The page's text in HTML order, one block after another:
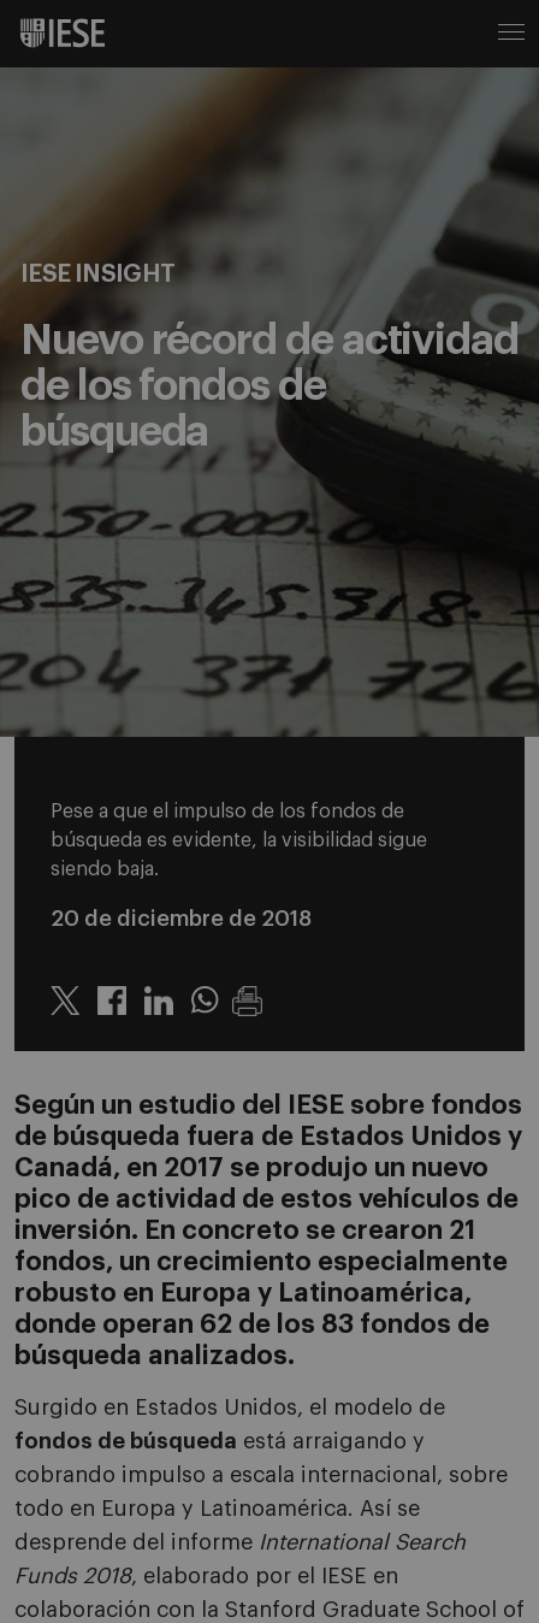
IESE INSIGHT
Nuevo récord de actividad
de los fondos de
búsqueda
Pese a que el impulso de los fondos de
búsqueda es evidente, la visibilidad sigue
siendo baja.
20 de diciembre de 2018
Twitter LinkedinWhatsapp
Según un estudio del IESE sobre fondos
de búsqueda fuera de Estados Unidos y
Canadá, en 2017 se produjo un nuevo
pico de actividad de estos vehículos de
inversión. En concreto se crearon 21
fondos, un crecimiento especialmente
robusto en Europa y Latinoamérica,
donde operan 62 de los 83 fondos de
búsqueda analizados.
Surgido en Estados Unidos, el modelo de
fondos de búsqueda está arraigando y
cobrando impulso a escala internacional, sobre
todo en Europa y Latinoamérica. Así se
desprende del informe International Search
Funds 2018, elaborado por el IESE en
colaboración con la Stanford Graduate School of